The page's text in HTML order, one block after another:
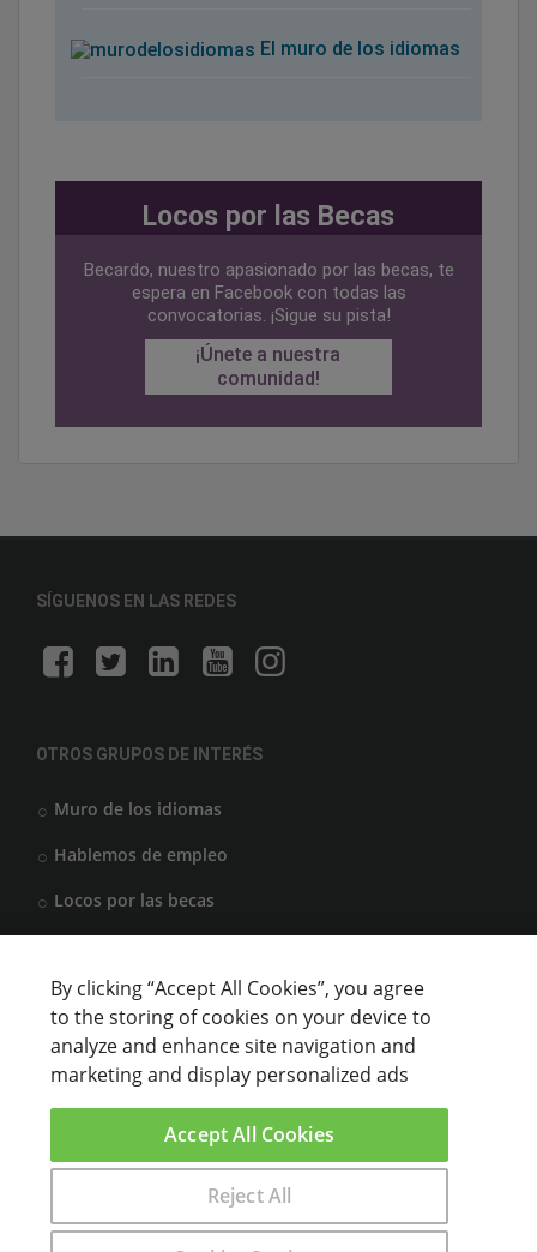
El muro de los idiomas
Locos por las Becas
Becardo, nuestro apasionado por las becas, te
espera en Facebook con todas las
convocatorias. ¡Sigue su pista!
¡Únete a nuestra
comunidad!
SÍGUENOS EN LAS REDES
OTROS GRUPOS DE INTERÉS
Muro de los idiomas
Hablemos de empleo
Locos por las becas
CENTROS DE FORMACIÓN
Anunciar cursos
USUARIOS
Aviso legal
By clicking “Accept All Cookies”, you agree
to the storing of cookies on your device to
analyze and enhance site navigation and
marketing and display personalized ads
Reject All
Accept All Cookies